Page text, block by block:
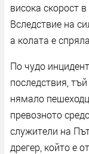
висока скорост
Вследствие на
а колата е
По чудо
последствия,
нямало
превозното
служители на
дрегер, който е